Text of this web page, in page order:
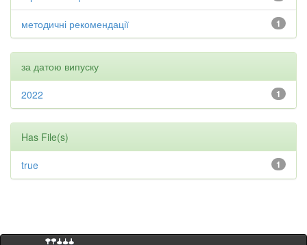
1
методичні рекомендації
за датою випуску
1
2022
Has File(s)
1
true